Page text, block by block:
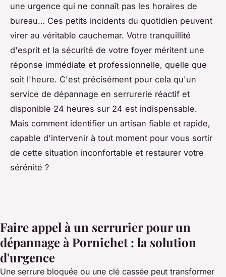
une urgence qui ne connaît pas les horaires de
bureau… Ces petits incidents du quotidien peuvent
virer au véritable cauchemar. Votre tranquillité
d'esprit et la sécurité de votre foyer méritent une
réponse immédiate et professionnelle, quelle que
soit l'heure. C'est précisément pour cela qu'un
service de dépannage en serrurerie réactif et
disponible 24 heures sur 24 est indispensable.
Mais comment identifier un artisan fiable et rapide,
capable d'intervenir à tout moment pour vous sortir
de cette situation inconfortable et restaurer votre
sérénité ?
Faire appel à un serrurier pour un
dépannage à Pornichet : la solution
d'urgence
Une serrure bloquée ou une clé cassée peut transformer